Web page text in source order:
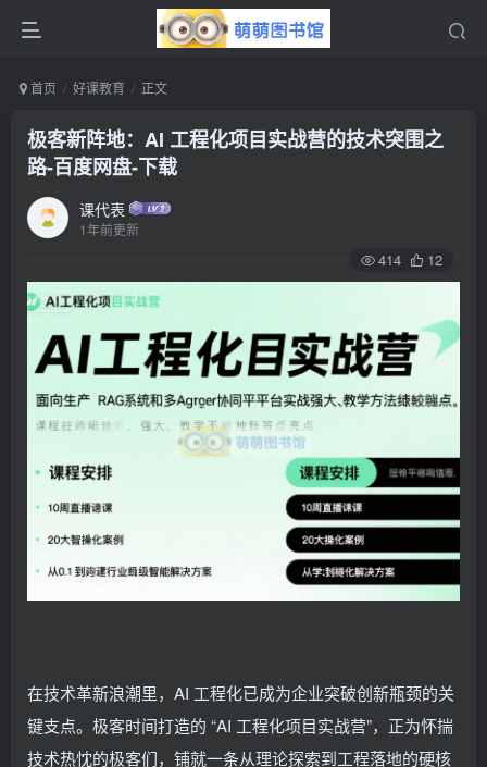
首页 好课教育 正文
极客新阵地：AI 工程化项目实战营的技术突围之
路-百度网盘-下载
课代表
1年前更新
414 12
在技术革新浪潮里，AI 工程化已成为企业突破创新瓶颈的关
键支点。极客时间打造的 “AI 工程化项目实战营”，正为怀揣
技术热忱的极客们，铺就一条从理论探索到工程落地的硬核